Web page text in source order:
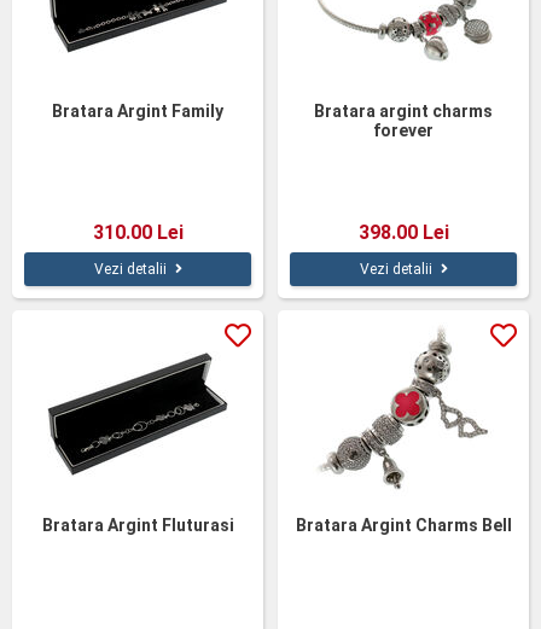
Bratara Argint Family
310.00 Lei
Vezi detalii
Bratara argint charms
forever
398.00 Lei
Vezi detalii
Bratara Argint Fluturasi Bratara Argint Charms Bell